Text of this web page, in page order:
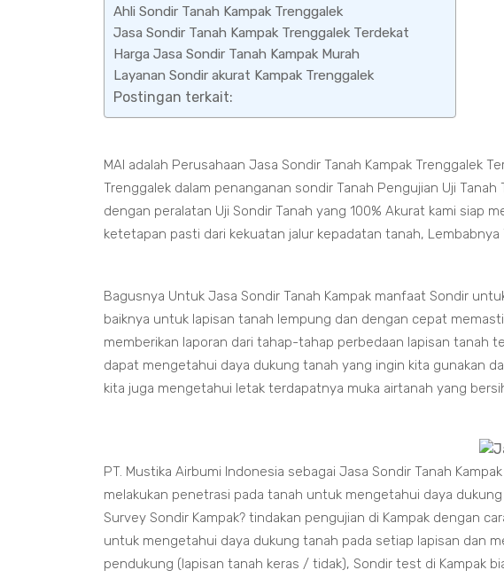
Ahli Sondir Tanah Kampak Trenggalek
Jasa Sondir Tanah Kampak Trenggalek Terdekat
Harga Jasa Sondir Tanah Kampak Murah
Layanan Sondir akurat Kampak Trenggalek
Postingan terkait:
MAI adalah Perusahaan Jasa Sondir Tanah Kampak Trenggalek
Trenggalek dalam penanganan sondir Tanah Pengujian Uji
dengan peralatan Uji Sondir Tanah yang 100% Akurat kami siap
ketetapan pasti dari kekuatan jalur kepadatan tanah,
Bagusnya Untuk Jasa Sondir Tanah Kampak manfaat Sondir
baiknya untuk lapisan tanah lempung dan dengan cepat
memberikan laporan dari tahap-tahap perbedaan lapisan tanah
dapat mengetahui daya dukung tanah yang ingin kita gunakan
kita juga mengetahui letak terdapatnya muka airtanah yang
PT. Mustika Airbumi Indonesia sebagai Jasa Sondir Tanah
melakukan penetrasi pada tanah untuk mengetahui daya
Survey Sondir Kampak? tindakan pengujian di Kampak dengan
untuk mengetahui daya dukung tanah pada setiap lapisan dan
pendukung (lapisan tanah keras / tidak), Sondir test di Kampak